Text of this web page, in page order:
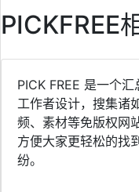
PICKFREE
PICK FREE 是一个
工作者设计，搜集诸
频、素材等免版权网
方便大家更轻松的找
纷。